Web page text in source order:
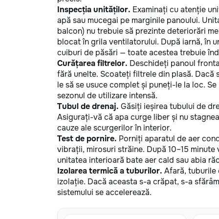
Inspecția unităților. Examinați cu atenție
apă sau mucegai pe marginile panoului.
balcon) nu trebuie să prezinte deteriorări
blocat în grila ventilatorului. După iarnă, în
cuiburi de păsări — toate acestea trebuie
Curățarea filtrelor. Deschideți panoul
fără unelte. Scoateți filtrele din plasă.
le să se usuce complet și puneți-le la loc.
sezonul de utilizare intensă.
Tubul de drenaj. Găsiți ieșirea tubului de
Asigurați-vă că apa curge liber și nu
cauze ale scurgerilor în interior.
Test de pornire. Porniți aparatul de aer
vibrații, mirosuri străine. După 10–15
unitatea interioară bate aer cald sau abia
Izolarea termică a tuburilor. Afară, tuburile
izolație. Dacă aceasta s-a crăpat, s-a
sistemului se accelerează.